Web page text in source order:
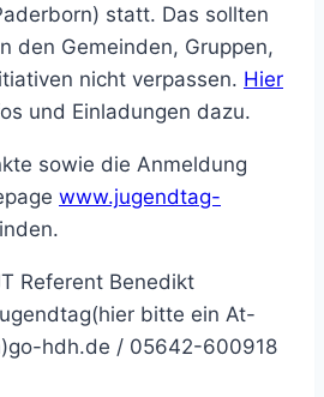
statt. Das sollten
den Gemeinden, Gruppen,
nicht verpassen. Hier
und Einladungen dazu.
sowie die Anmeldung
www.jugendtag-
Referent Benedikt
bitte ein At-
hdh.de / 05642-600918